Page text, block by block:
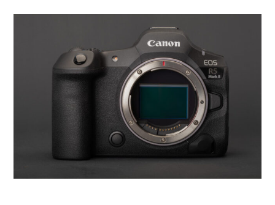
EFEK
MAKSIMAL